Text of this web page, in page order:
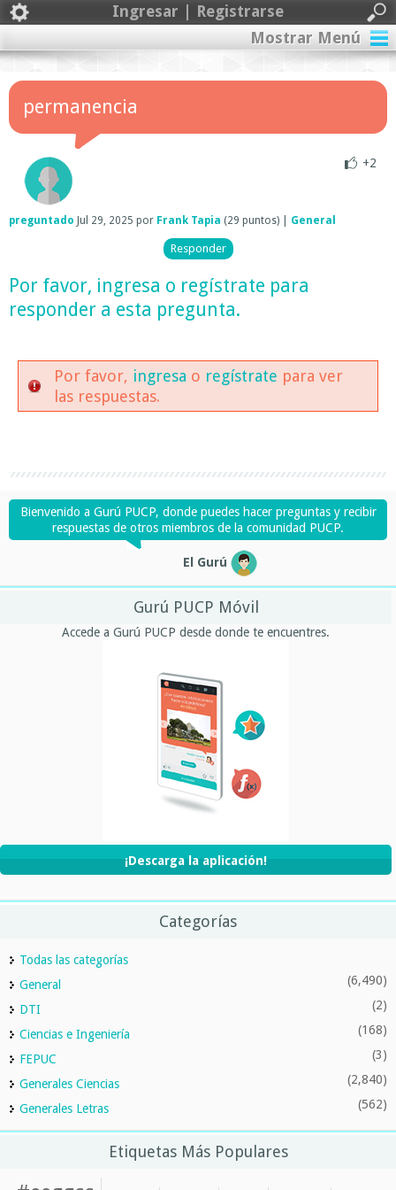
Ingresar | Registrarse
Mostrar Menú
permanencia
+2
preguntado Jul 29, 2025 por Frank Tapia (29 puntos) General
Por favor, ingresa o regístrate para
responder a esta pregunta.
Por favor, ingresa o regístrate para ver
las respuestas.
Bienvenido a Gurú PUCP, donde puedes hacer preguntas y recibir
respuestas de otros miembros de la comunidad PUCP.
El Gurú
Gurú PUCP Móvil
Accede a Gurú PUCP desde donde te encuentres.
¡Descarga la aplicación!
Categorías
Todas las categorías
General
(6,490)
DTI (2)
Ciencias e Ingeniería (168)
FEPUC (3)
Generales Ciencias (2,840)
Generales Letras (562)
Etiquetas Más Populares